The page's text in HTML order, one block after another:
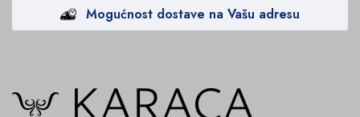
Mogućnost dostave na Vašu adresu